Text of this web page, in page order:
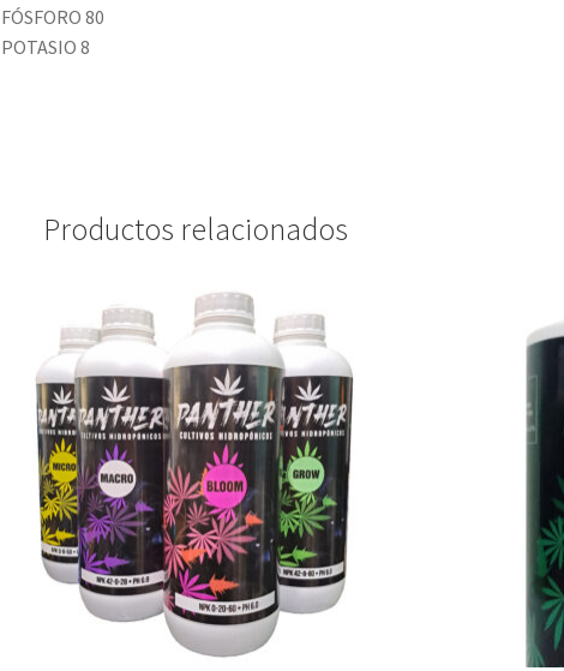
FÓSFORO 80
POTASIO 8
Productos relacionados